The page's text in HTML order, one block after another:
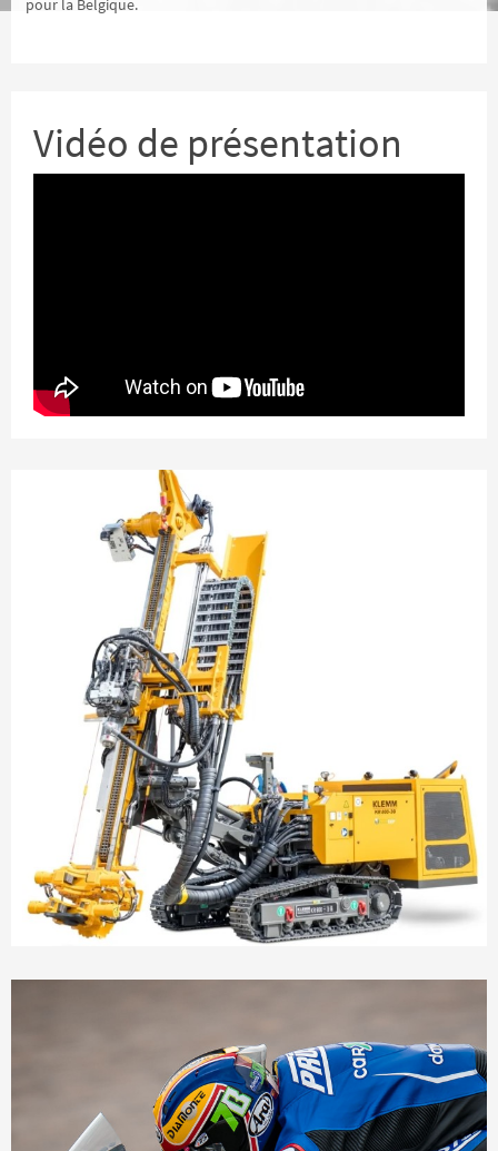
pour la Belgique.
Vidéo de présentation
août 4, 2025
Cerco est à présent distributeur
exclusif KLEMM pour la Belgique